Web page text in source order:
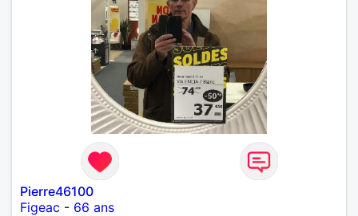
Pierre46100
Figeac - 66 ans